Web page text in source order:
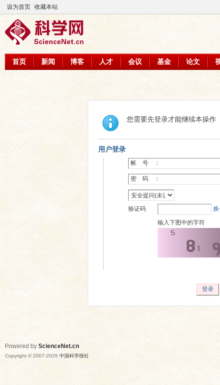
设为首页 收藏本站
首页 新闻 博客 人才 会议 基金 论文
您需要先登录才能继续本操作
用户登录
帐 号 ：
密 码 ：
验证码
输入下图中的字符
登录
Powered by ScienceNet.cn
Copyright © 2007-2026 中国科学报社